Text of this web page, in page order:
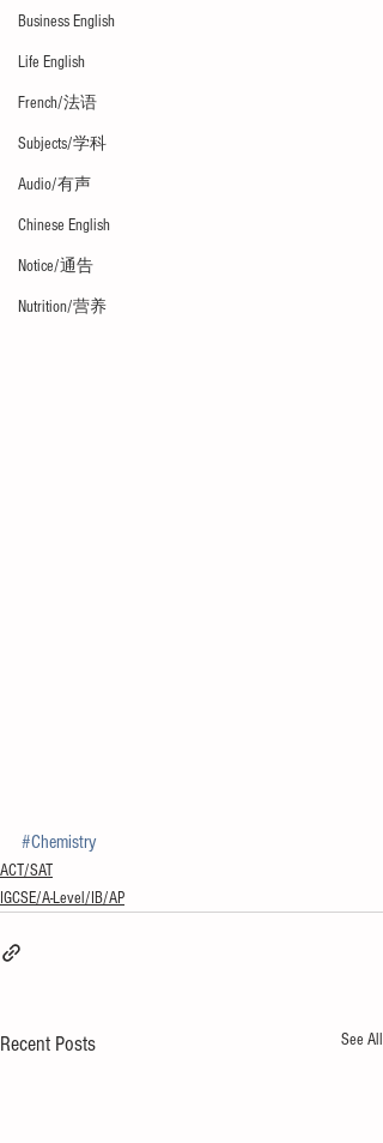
Business English
Life English
French/法语
Subjects/学科
Audio/有声
Chinese English
Notice/通告
Nutrition/营养
#Chemistry
ACT/SAT
IGCSE/A-Level/IB/AP
Recent Posts See All